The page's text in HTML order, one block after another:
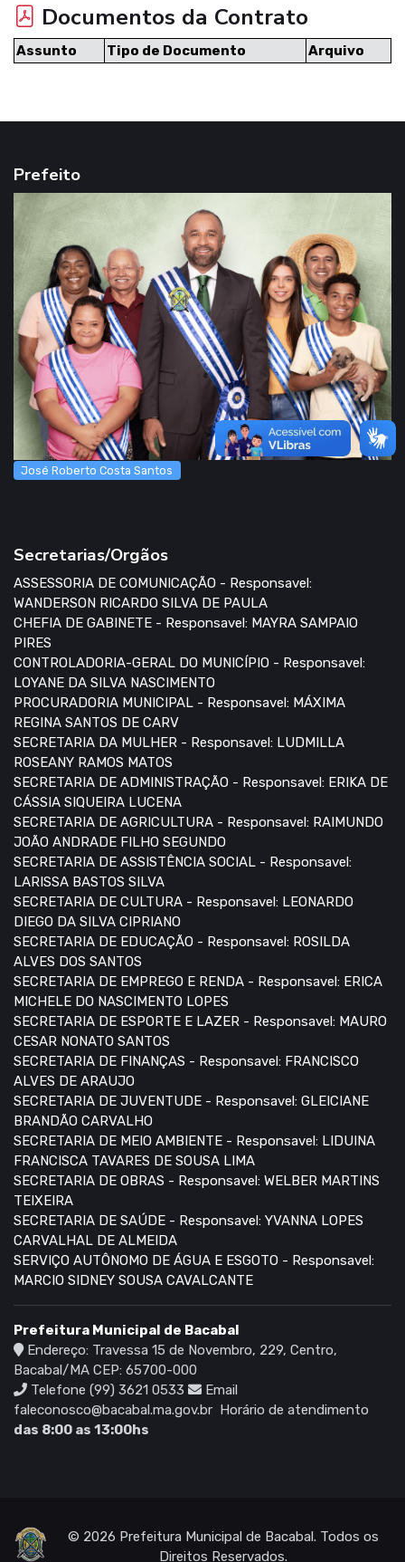
Documentos da Contrato
Assunto Tipo de Documento Arquivo
Prefeito
José Roberto Costa Santos
Secretarias/Orgãos
ASSESSORIA DE COMUNICAÇÃO - Responsavel:
WANDERSON RICARDO SILVA DE PAULA
CHEFIA DE GABINETE - Responsavel: MAYRA SAMPAIO
PIRES
CONTROLADORIA-GERAL DO MUNICÍPIO - Responsavel:
LOYANE DA SILVA NASCIMENTO
PROCURADORIA MUNICIPAL - Responsavel: MÁXIMA
REGINA SANTOS DE CARV
SECRETARIA DA MULHER - Responsavel: LUDMILLA
ROSEANY RAMOS MATOS
SECRETARIA DE ADMINISTRAÇÃO - Responsavel: ERIKA DE
CÁSSIA SIQUEIRA LUCENA
SECRETARIA DE AGRICULTURA - Responsavel: RAIMUNDO
JOÃO ANDRADE FILHO SEGUNDO
SECRETARIA DE ASSISTÊNCIA SOCIAL - Responsavel:
LARISSA BASTOS SILVA
SECRETARIA DE CULTURA - Responsavel: LEONARDO
DIEGO DA SILVA CIPRIANO
SECRETARIA DE EDUCAÇÃO - Responsavel: ROSILDA
ALVES DOS SANTOS
SECRETARIA DE EMPREGO E RENDA - Responsavel: ERICA
MICHELE DO NASCIMENTO LOPES
SECRETARIA DE ESPORTE E LAZER - Responsavel: MAURO
CESAR NONATO SANTOS
SECRETARIA DE FINANÇAS - Responsavel: FRANCISCO
ALVES DE ARAUJO
SECRETARIA DE JUVENTUDE - Responsavel: GLEICIANE
BRANDÃO CARVALHO
SECRETARIA DE MEIO AMBIENTE - Responsavel: LIDUINA
FRANCISCA TAVARES DE SOUSA LIMA
SECRETARIA DE OBRAS - Responsavel: WELBER MARTINS
TEIXEIRA
SECRETARIA DE SAÚDE - Responsavel: YVANNA LOPES
CARVALHAL DE ALMEIDA
SERVIÇO AUTÔNOMO DE ÁGUA E ESGOTO - Responsavel:
MARCIO SIDNEY SOUSA CAVALCANTE
Prefeitura Municipal de Bacabal
Endereço: Travessa 15 de Novembro, 229, Centro,
Bacabal/MA CEP: 65700-000
Telefone (99) 3621 0533
Email
faleconosco@bacabal.ma.gov.br
Horário de atendimento
das 8:00 as 13:00hs
© 2026 Prefeitura Municipal de Bacabal. Todos os
Direitos Reservados.